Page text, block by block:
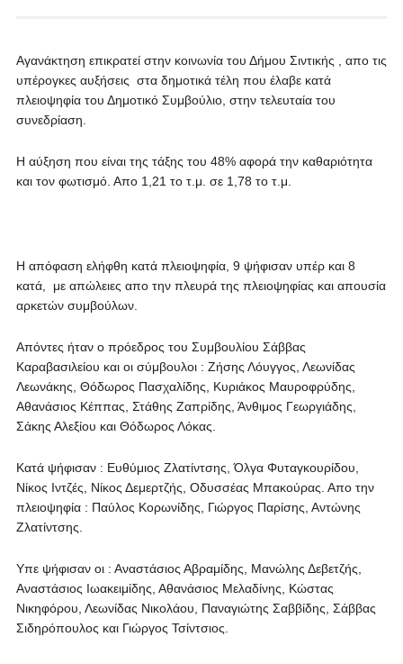
Αγανάκτηση επικρατεί στην κοινωνία του Δήμου Σιντικής , απο τις
υπέρογκες αυξήσεις στα δημοτικά τέλη που έλαβε κατά
πλειοψηφία του Δημοτικό Συμβούλιο, στην τελευταία του
συνεδρίαση.
Η αύξηση που είναι της τάξης του 48% αφορά την καθαριότητα
και τον φωτισμό. Απο 1,21 το τ.μ. σε 1,78 το τ.μ.
Η απόφαση ελήφθη κατά πλειοψηφία, 9 ψήφισαν υπέρ και 8
κατά, με απώλειες απο την πλευρά της πλειοψηφίας και απουσία
αρκετών συμβούλων.
Απόντες ήταν ο πρόεδρος του Συμβουλίου Σάββας
Καραβασιλείου και οι σύμβουλοι : Ζήσης Λόυγγος, Λεωνίδας
Λεωνάκης, Θόδωρος Πασχαλίδης, Κυριάκος Μαυροφρύδης,
Αθανάσιος Κέππας, Στάθης Ζαπρίδης, Άνθιμος Γεωργιάδης,
Σάκης Αλεξίου και Θόδωρος Λόκας.
Κατά ψήφισαν : Ευθύμιος Ζλατίντσης, Όλγα Φυταγκουρίδου,
Νίκος Ιντζές, Νίκος Δεμερτζής, Οδυσσέας Μπακούρας. Απο την
πλειοψηφία : Παύλος Κορωνίδης, Γιώργος Παρίσης, Αντώνης
Ζλατίντσης.
Υπε ψήφισαν οι : Αναστάσιος Αβραμίδης, Μανώλης Δεβετζής,
Αναστάσιος Ιωακειμίδης, Αθανάσιος Μελαδίνης, Κώστας
Νικηφόρου, Λεωνίδας Νικολάου, Παναγιώτης Σαββίδης, Σάββας
Σιδηρόπουλος και Γιώργος Τσίντσιος.